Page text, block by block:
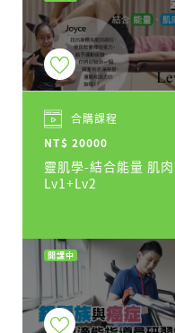
合購課程
NT$ 20000
靈肌學-結合能量 肌
Lv1+Lv2
開課中